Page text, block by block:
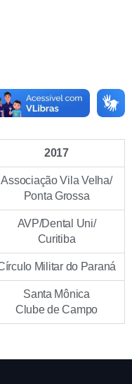
2017
Associação Vila Velha/
Ponta Grossa
AVP/Dental Uni/
Curitiba
Militar do Paraná
Santa Mônica
Clube de Campo